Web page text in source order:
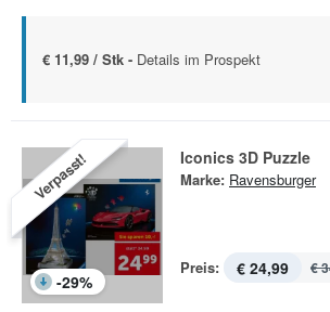
€ 11,99 / Stk - Details im Prospekt
Verpasst!
-29%
Iconics 3D Puzzle
Marke: Ravensburger
Preis: € 24,99 €